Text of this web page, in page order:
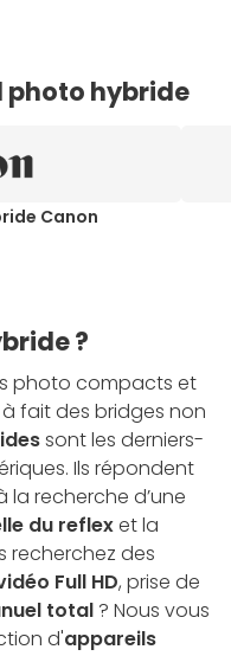
photo hybride
Canon
?
photo compacts et
fait des bridges non
sont les derniers-
Ils répondent
recherche d’une
du reflexet la
recherchez des
Full HD, prise de
total ? Nous vous
d'appareils